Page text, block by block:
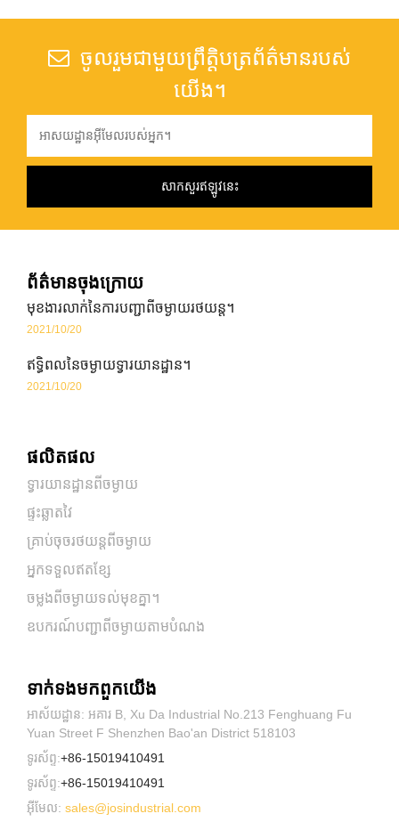
ចូលរួមជាមួយព្រឹត្តិបត្រព័ត៌មានរបស់
យើង។
ព័ត៌មានចុងក្រោយ
មុខងារលាក់នៃការបញ្ជាពីចម្ងាយរថយន្ត។
2021/10/20
ឥទ្ធិពលនៃចម្ងាយទ្វារយានដ្ឋាន។
2021/10/20
ផលិតផល
ទ្វារយានដ្ឋានពីចម្ងាយ
ផ្ទះឆ្លាតវៃ
គ្រាប់ចុចរថយន្តពីចម្ងាយ
អ្នកទទួលឥតខ្សែ
ចម្លងពីចម្ងាយទល់មុខគ្នា។
ឧបករណ៍បញ្ជាពីចម្ងាយតាមបំណង
ទាក់ទង​មក​ពួក​យើង
អាស័យដ្ឋាន: អគារ B, Xu Da Industrial No.213 Fenghuang Fu
Yuan Street F Shenzhen Bao'an District 518103
ទូរស័ព្ទ:+86-15019410491
ទូរស័ព្ទ:+86-15019410491
អ៊ីមែល: sales@josindustrial.com